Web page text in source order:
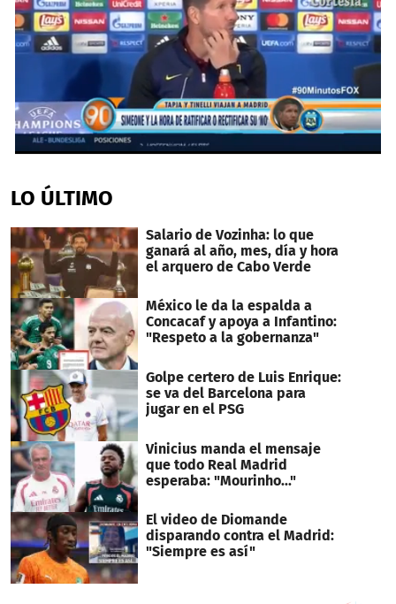
of
44
LO ÚLTIMO
Salario de Vozinha: lo que
ganará al año, mes, día y hora
el arquero de Cabo Verde
México le da la espalda a
Concacaf y apoya a Infantino:
"Respeto a la gobernanza"
Golpe certero de Luis Enrique:
se va del Barcelona para
jugar en el PSG
Vinicius manda el mensaje
que todo Real Madrid
esperaba: "Mourinho..."
El video de Diomande
disparando contra el Madrid:
"Siempre es así"